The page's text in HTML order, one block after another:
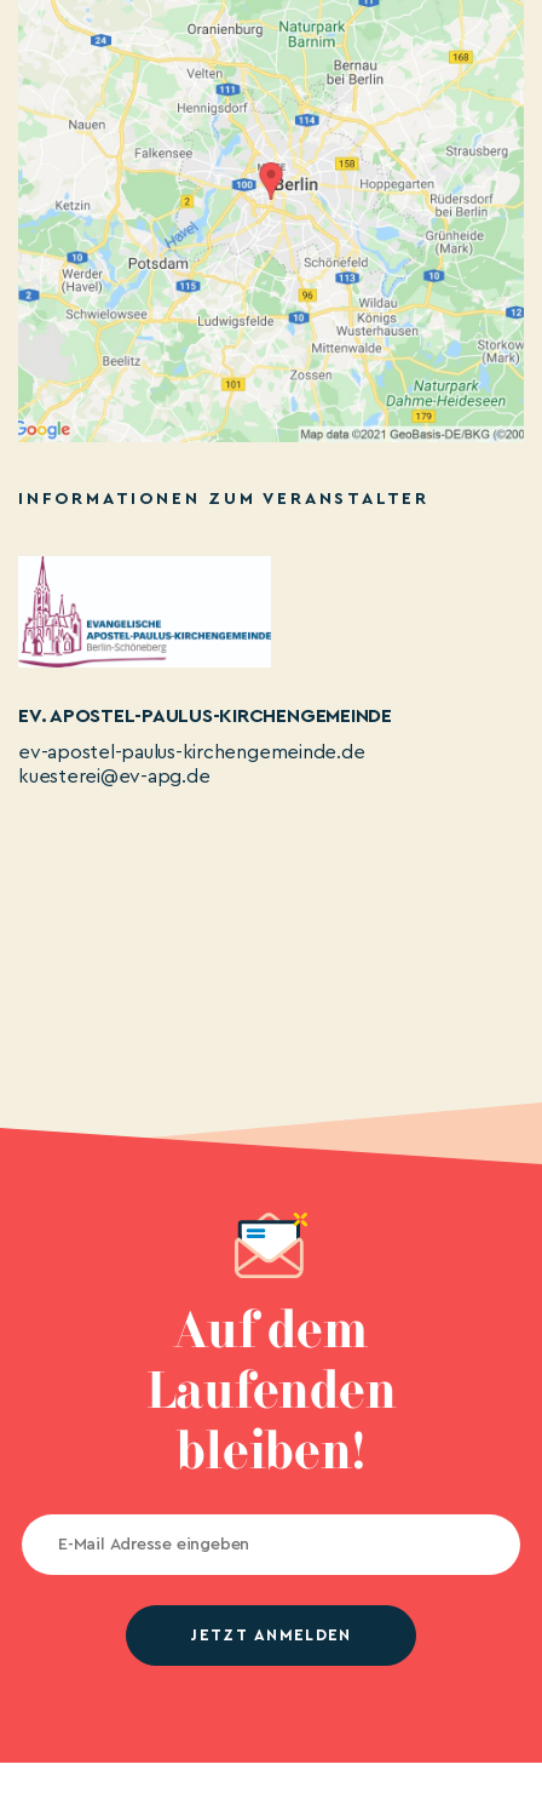
INFORMATIONEN ZUM VERANSTALTER
EV. APOSTEL-PAULUS-KIRCHENGEMEINDE
ev-apostel-paulus-kirchengemeinde.de
kuesterei@ev-apg.de
Auf dem
Laufenden
bleiben!
JETZT ANMELDEN